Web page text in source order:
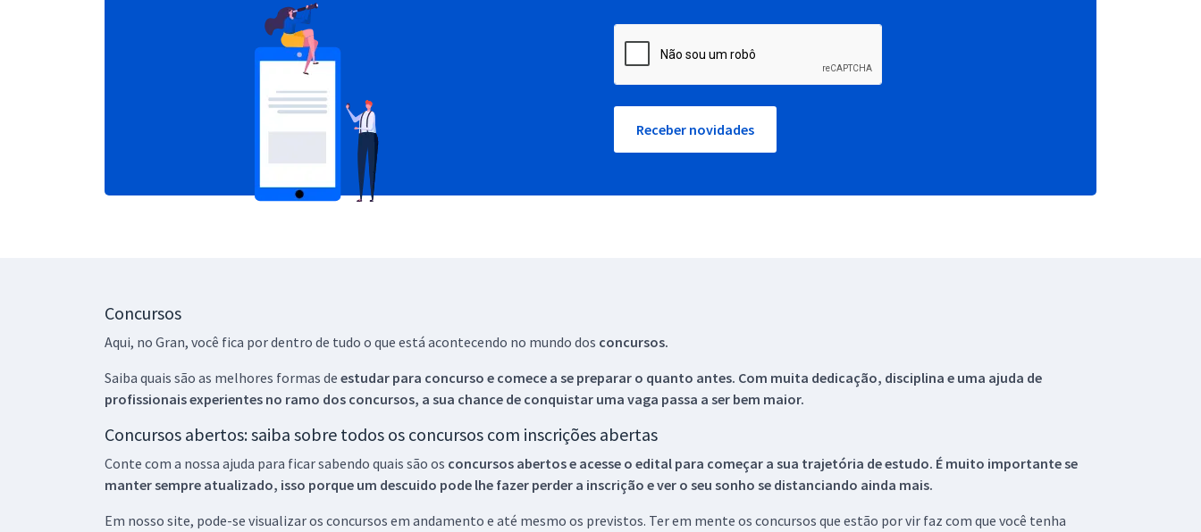
Receber novidades
Concursos
Aqui, no Gran, você fica por dentro de tudo o que está acontecendo no mundo dos concursos.
Saiba quais são as melhores formas de estudar para concurso e comece a se preparar o quanto antes. Com muita dedicação, disciplina e uma ajuda de
profissionais experientes no ramo dos concursos, a sua chance de conquistar uma vaga passa a ser bem maior.
Concursos abertos: saiba sobre todos os concursos com inscrições abertas
Conte com a nossa ajuda para ficar sabendo quais são os concursos abertos e acesse o edital para começar a sua trajetória de estudo. É muito importante se
manter sempre atualizado, isso porque um descuido pode lhe fazer perder a inscrição e ver o seu sonho se distanciando ainda mais.
Em nosso site, pode-se visualizar os concursos em andamento e até mesmo os previstos. Ter em mente os concursos que estão por vir faz com que você tenha